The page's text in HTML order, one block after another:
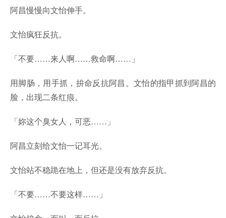
阿昌慢慢向文怡伸手。
文怡疯狂反抗。
「不要……来人啊……救命啊……」
用脚肠，用手抓，拚命反抗阿昌。文怡的指甲抓到阿昌的
脸，出现二条红痕。
「妳这个臭女人，可恶……」
阿昌立刻给文怡一记耳光。
文怡站不稳跪在地上，但还是没有放弃反抗。
「不要……不要这样……」